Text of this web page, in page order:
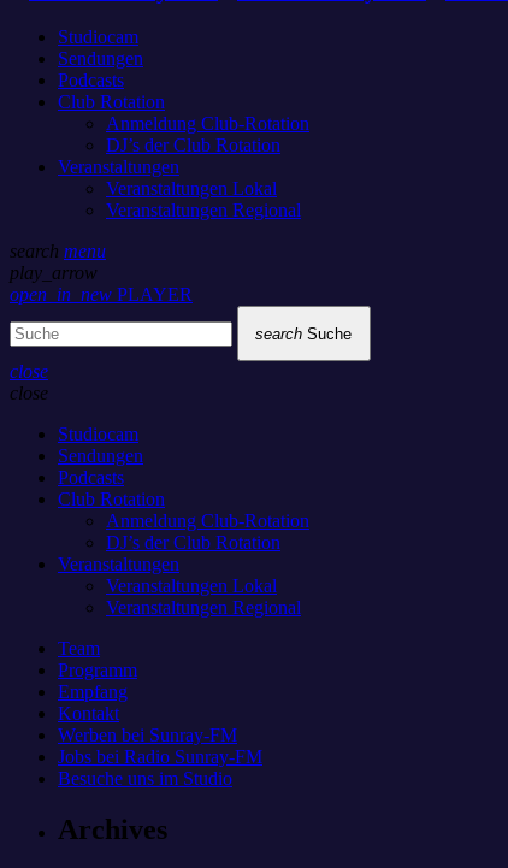
Studiocam
Sendungen
Podcasts
Club Rotation
Anmeldung Club-Rotation
DJ’s der Club Rotation
Veranstaltungen
Veranstaltungen Lokal
Veranstaltungen Regional
search menu
play_arrow
open_in_new PLAYER
search Suche
close
close
Studiocam
Sendungen
Podcasts
Club Rotation
Anmeldung Club-Rotation
DJ’s der Club Rotation
Veranstaltungen
Veranstaltungen Lokal
Veranstaltungen Regional
Team
Programm
Empfang
Kontakt
Werben bei Sunray-FM
Jobs bei Radio Sunray-FM
Besuche uns im Studio
Archives